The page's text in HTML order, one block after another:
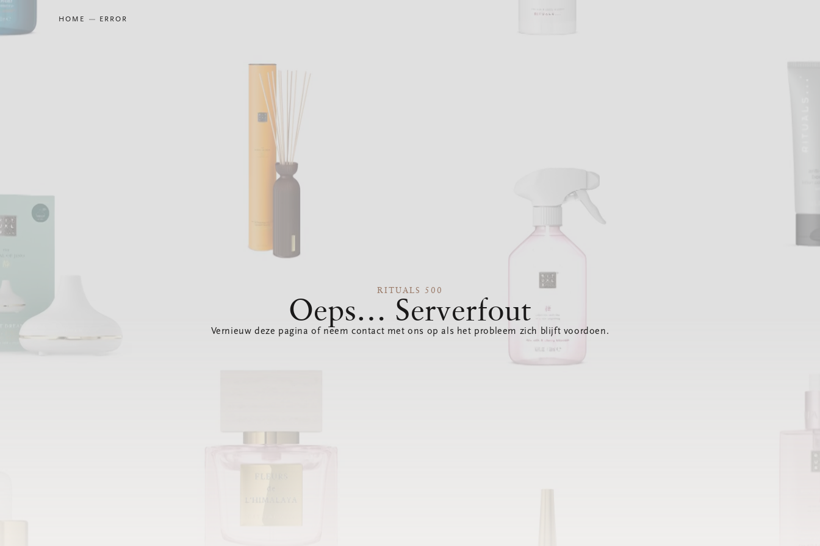
HOME ERROR
RITUALS 500
Oeps… Serverfout
Vernieuw deze pagina of neem contact met ons op als het probleem zich blijft voordoen.